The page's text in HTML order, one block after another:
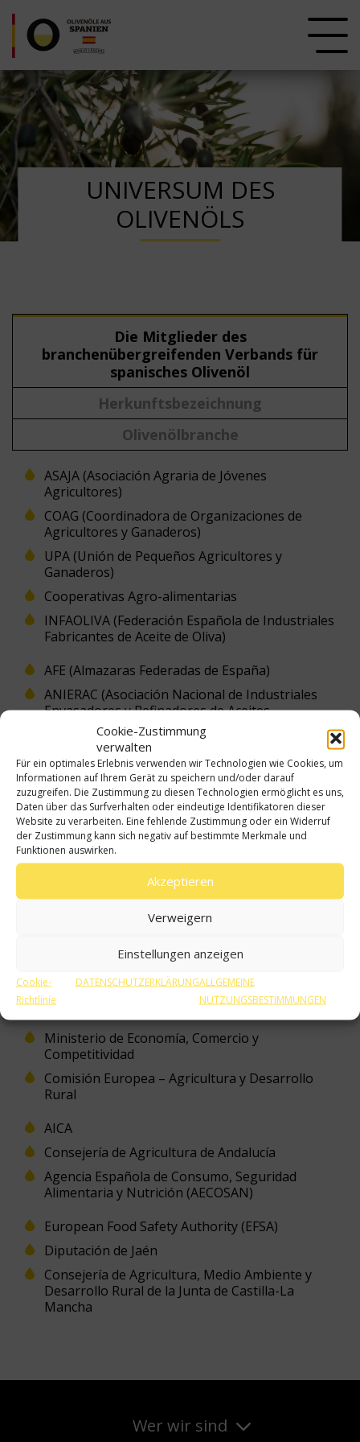
Cookie-Zustimmung
verwalten
Für ein optimales Erlebnis verwenden wir Technologien wie Cookies, um
Informationen auf Ihrem Gerät zu speichern und/oder darauf
zuzugreifen. Die Zustimmung zu diesen Technologien ermöglicht es uns,
Daten über das Surfverhalten oder eindeutige Identifikatoren dieser
Website zu verarbeiten. Eine fehlende Zustimmung oder ein Widerruf
der Zustimmung kann sich negativ auf bestimmte Merkmale und
Funktionen auswirken.
Akzeptieren
Verweigern
Einstellungen anzeigen
Cookie-
Richtlinie
DATENSCHUTZERKLÄRUNGALLGEMEINE
NUTZUNGSBESTIMMUNGEN
UNIVERSUM DES
OLIVENÖLS
Die Mitglieder des
branchenübergreifenden Verbands für
spanisches Olivenöl
Herkunftsbezeichnung
Olivenölbranche
ASAJA (Asociación Agraria de Jóvenes
Agricultores)
COAG (Coordinadora de Organizaciones de
Agricultores y Ganaderos)
UPA (Unión de Pequeños Agricultores y
Ganaderos)
Cooperativas Agro-alimentarias
INFAOLIVA (Federación Española de Industriales
Fabricantes de Aceite de Oliva)
AFE (Almazaras Federadas de España)
ANIERAC (Asociación Nacional de Industriales
Envasadores y Refinadores de Aceites
Comestibles)
ASOLIVA (Asociación Española de la Industria y
el Comercio Exportador del Aceite de Oliva)
Behörden
Institutionen
F+E
Fachmedien
Ministerio de Agricultura, Alimentación y Medio
Ministerio de Economía, Comercio y
Competitividad
Comisión Europea – Agricultura y Desarrollo
Rural
AICA
Consejería de Agricultura de Andalucía
Agencia Española de Consumo, Seguridad
Alimentaria y Nutrición (AECOSAN)
European Food Safety Authority (EFSA)
Diputación de Jaén
Consejería de Agricultura, Medio Ambiente y
Desarrollo Rural de la Junta de Castilla-La
Mancha
Wer wir sind